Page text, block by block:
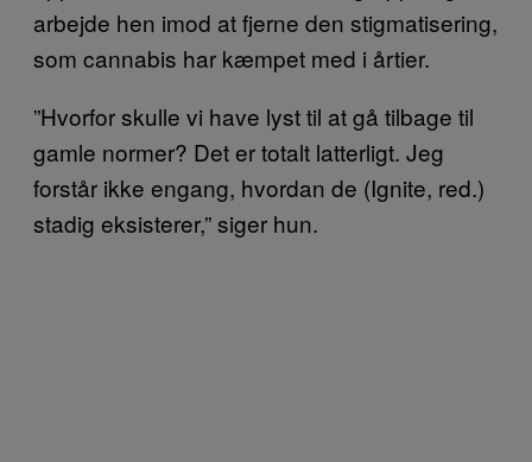
arbejde hen imod at fjerne den stigmatisering,
som cannabis har kæmpet med i årtier.
”Hvorfor skulle vi have lyst til at gå tilbage til
gamle normer? Det er totalt latterligt. Jeg
forstår ikke engang, hvordan de (Ignite, red.)
stadig eksisterer,” siger hun.